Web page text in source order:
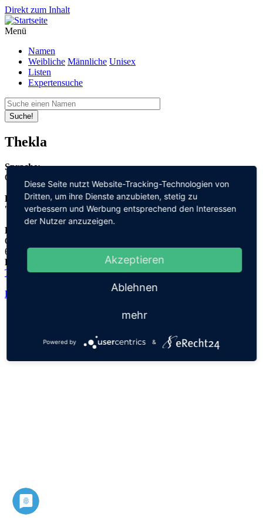
Direkt zum Inhalt
Menü
Namen
Weibliche Männliche Unisex
Listen
Expertensuche
Suche!
Thekla
Sprache:
Griechisch
Bedeutung:
"Gott" + "Ruhm"
Herleitung:
Griechisch,
θεος "theos" + κλεος "kleos"
Herkunftsname:
Theokleia
Datenschutz
Diese Seite nutzt Website-Tracking-Technologien von
Dritten, um ihre Dienste anzubieten, stetig zu
verbessern und Werbung entsprechend den Interessen
der Nutzer anzuzeigen.
Akzeptieren
Ablehnen
mehr
Powered by &